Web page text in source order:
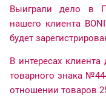
Выиграли дело в
нашего клиента
будет
В интересах
товарного знака
отношении товаров